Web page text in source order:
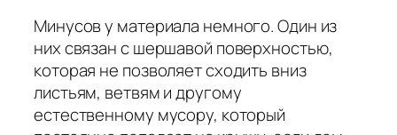
Минусов у материала немного. Один из
них связан с шершавой поверхностью,
которая не позволяет сходить вниз
листьям, ветвям и другому
естественному мусору, который